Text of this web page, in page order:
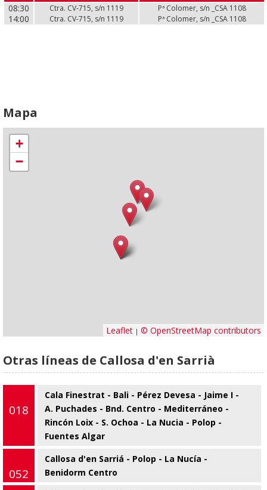
08:30
Ctra. CV-715, s/n 1119 Pª Colomer, s/n _CSA 1108
14:00 Ctra. CV-715, s/n 1119 Pª Colomer, s/n _CSA 1108
08:30
Ctra. CV-715, s/n 1119 Pª Colomer, s/n _CSA 1108
14:00 Ctra. CV-715, s/n 1119 Pª Colomer, s/n _CSA 1108
Mapa
+
−
Leaflet | © OpenStreetMap contributors
Otras líneas de Callosa d'en Sarrià
018
Cala Finestrat - Bali - Pérez Devesa - Jaime I -
A. Puchades - Bnd. Centro - Mediterráneo -
Rincón Loix - S. Ochoa - La Nucia - Polop -
Fuentes Algar
052
Callosa d'en Sarriá - Polop - La Nucía -
Benidorm Centro